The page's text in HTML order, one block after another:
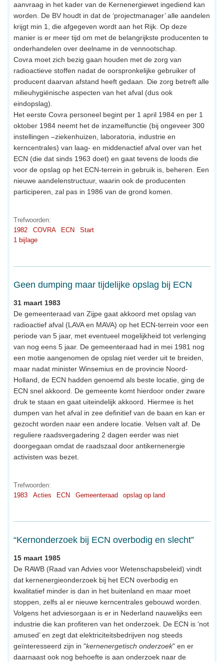
aanvraag in het kader van de Kernenergiewet ingediend kan
worden. De BV houdt in dat de ‘projectmanager’ alle aandelen
krijgt min 1, die afgegeven wordt aan het Rijk. Op deze
manier is er meer tijd om met de belangrijkste producenten te
onderhandelen over deelname in de vennootschap.
Covra moet zich bezig gaan houden met de zorg van
radioactieve stoffen nadat de oorspronkelijke gebruiker of
producent daarvan afstand heeft gedaan. Die zorg betreft alle
milieuhygiënische aspecten van het afval (dus ook
eindopslag).
Het eerste Covra personeel begint per 1 april 1984 en per 1
oktober 1984 neemt het de inzamelfunctie (bij ongeveer 300
instellingen –ziekenhuizen, laboratoria, industrie en
kerncentrales) van laag- en middenactief afval over van het
ECN (die dat sinds 1963 doet) en gaat tevens de loods die
voor de opslag op het ECN-terrein in gebruik is, beheren. Een
nieuwe aandelenstructuur, waarin ook de producenten
participeren, zal pas in 1986 van de grond komen.
Trefwoorden:
1982
COVRA ECN
Start
1 bijlage
Geen dumping maar tijdelijke opslag bij ECN
31 maart 1983
De gemeenteraad van Zijpe gaat akkoord met opslag van
radioactief afval (LAVA en MAVA) op het ECN-terrein voor een
periode van 5 jaar, met eventueel mogelijkheid tot verlenging
van nog eens 5 jaar. De gemeenteraad had in mei 1981 nog
een motie aangenomen de opslag niet verder uit te breiden,
maar nadat minister Winsemius en de provincie Noord-
Holland, de ECN hadden genoemd als beste locatie, ging de
ECN snel akkoord. De gemeente komt hierdoor onder zware
druk te staan en gaat uiteindelijk akkoord. Hiermee is het
dumpen van het afval in zee definitief van de baan en kan er
gezocht worden naar een andere locatie. Velsen valt af. De
reguliere raadsvergadering 2 dagen eerder was niet
doorgegaan omdat de raadszaal door antikernenergie
activisten was bezet.
Trefwoorden:
1983
Acties ECN Gemeenteraad opslag op land
“Kernonderzoek bij ECN overbodig en slecht”
15 maart 1985
De RAWB (Raad van Advies voor Wetenschapsbeleid) vindt
dat kernenergieonderzoek bij het ECN overbodig en
kwalitatief minder is dan in het buitenland en maar moet
stoppen, zelfs al er nieuwe kerncentrales gebouwd worden.
Volgens het adviesorgaan is er in Nederland nauwelijks een
industrie die kan profiteren van het onderzoek. De ECN is ‘not
amused’ en zegt dat elektriciteitsbedrijven nog steeds
geïnteresseerd zijn in "kernenergetisch onderzoek" en er
daarnaast ook nog behoefte is aan onderzoek naar de